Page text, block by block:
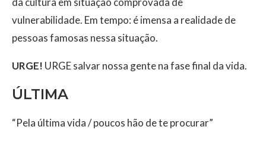
vulnerabilidade. Em tempo: é imensa a realidade de
pessoas famosas nessa situação.
URGE! URGE salvar nossa gente na fase final da vida.
ÚLTIMA
“Pela última vida / poucos hão de te procurar”